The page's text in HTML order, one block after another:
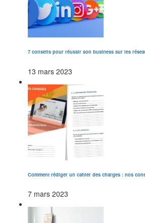
7 conseils pour réussir son business sur les
13 mars 2023
Comment rédiger un cahier des charges : nos
7 mars 2023